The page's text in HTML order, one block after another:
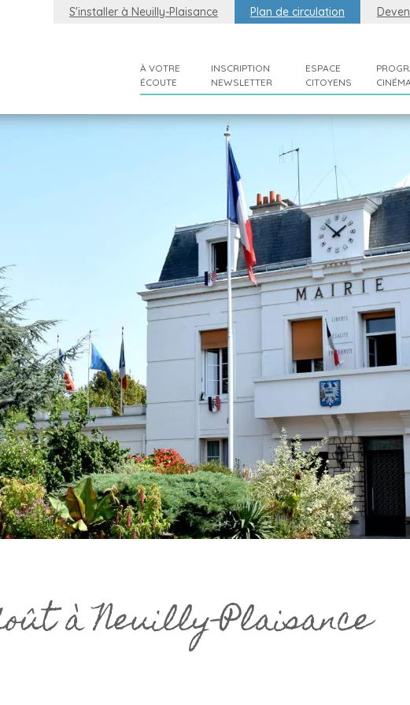
S'installer à Neuilly-Plaisance Plan de circulation
À VOTRE
ÉCOUTE
INSCRIPTION
NEWSLETTER
ESPACE
CITOYENS
à Neuilly-Plaisance